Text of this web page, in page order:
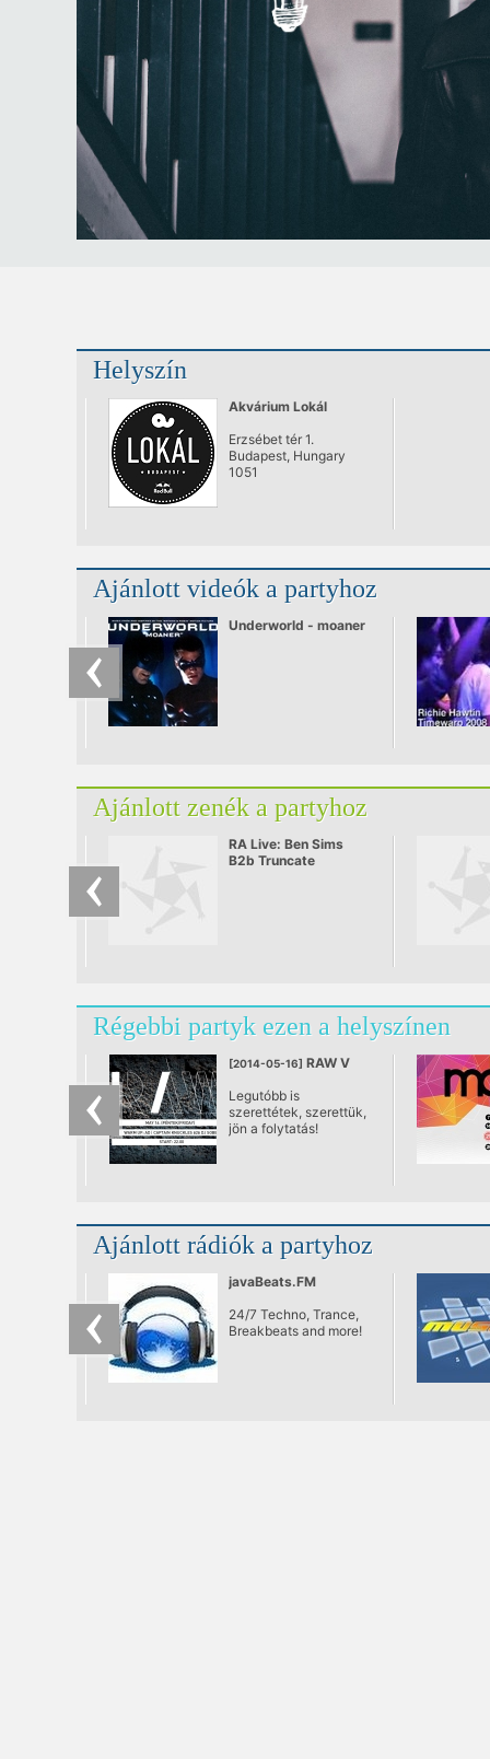
Helyszín
Akvárium Lokál
Erzsébet tér 1.
Budapest, Hungary
1051
Ajánlott videók a partyhoz
Underworld - moaner
Ajánlott zenék a partyhoz
RA Live: Ben Sims
B2b Truncate
Régebbi partyk ezen a helyszínen
[2014-05-16] RAW V
Legutóbb is
szerettétek, szerettük,
jön a folytatás!
Ajánlott rádiók a partyhoz
javaBeats.FM
24/7 Techno, Trance,
Breakbeats and more!